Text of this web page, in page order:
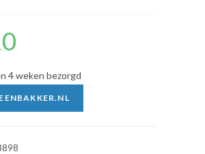
4 weken bezorgd